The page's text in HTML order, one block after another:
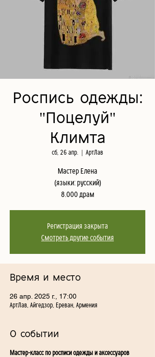
Роспись одежды:
"Поцелуй"
Климта
сб, 26 апр. АртЛав
Мастер Елена
(языки: русский)
8.000 драм
Регистрация закрыта
Смотреть другие события
Время и место
26 апр. 2025 г., 17:00
АртЛав, Айгедзор, Ереван, Армения
О событии
Мастер-класс по росписи одежды и аксессуаров